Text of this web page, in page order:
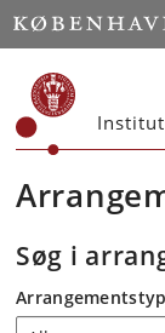
Start
Søg i